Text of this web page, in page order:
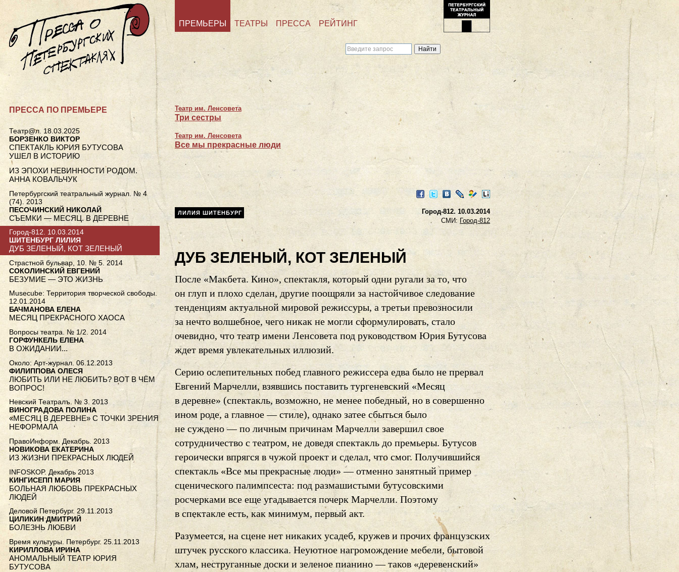
ПРЕМЬЕРЫ ТЕАТРЫ ПРЕССА РЕЙТИНГ
Театр им. Ленсовета
Три сестры
Театр им. Ленсовета
Все мы прекрасные люди
Facebook
TwitterVKontakte
LiveJournal
Мой
LiveInternet
Город-812. 10.03.2014
СМИ: Город-812
ЛИЛИЯ ШИТЕНБУРГ
ДУБ ЗЕЛЕНЫЙ, КОТ ЗЕЛЕНЫЙ
После «Макбета. Кино», спектакля, который одни ругали за то, что
он глуп и плохо сделан, другие поощряли за настойчивое следование
тенденциям актуальной мировой режиссуры, а третьи превозносили
за нечто волшебное, чего никак не могли сформулировать, стало
очевидно, что театр имени Ленсовета под руководством Юрия Бутусова
ждет время увлекательных иллюзий.
Серию ослепительных побед главного режиссера едва было не прервал
Евгений Марчелли, взявшись поставить тургеневский «Месяц
в деревне» (спектакль, возможно, не менее победный, но в совершенно
ином роде, а главное — стиле), однако затее сбыться было
не суждено — по личным причинам Марчелли завершил свое
сотрудничество с театром, не доведя спектакль до премьеры. Бутусов
героически впрягся в чужой проект и сделал, что смог. Получившийся
спектакль «Все мы прекрасные люди» — отменно занятный пример
сценического палимпсеста: под размашистыми бутусовскими
росчерками все еще угадывается почерк Марчелли. Поэтому
в спектакле есть, как минимум, первый акт.
Разумеется, на сцене нет никаких усадеб, кружев и прочих французских
штучек русского классика. Неуютное нагромождение мебели, бытовой
хлам, неструганные доски и зеленое пианино — таков «деревенский»
ПРЕССА ПО ПРЕМЬЕРЕ
Театр@л. 18.03.2025
БОРЗЕНКО ВИКТОР
СПЕКТАКЛЬ ЮРИЯ БУТУСОВА
УШЕЛ В ИСТОРИЮ
ИЗ ЭПОХИ НЕВИННОСТИ РОДОМ.
АННА КОВАЛЬЧУК
Петербургский театральный журнал. № 4
(74). 2013
ПЕСОЧИНСКИЙ НИКОЛАЙ
СЪЕМКИ — МЕСЯЦ. В ДЕРЕВНЕ
Город-812. 10.03.2014
ШИТЕНБУРГ ЛИЛИЯ
ДУБ ЗЕЛЕНЫЙ, КОТ ЗЕЛЕНЫЙ
Страстной бульвар, 10. № 5. 2014
СОКОЛИНСКИЙ ЕВГЕНИЙ
БЕЗУМИЕ — ЭТО ЖИЗНЬ
Musecube: Территория творческой свободы.
12.01.2014
БАЧМАНОВА ЕЛЕНА
МЕСЯЦ ПРЕКРАСНОГО ХАОСА
Вопросы театра. № 1/2. 2014
ГОРФУНКЕЛЬ ЕЛЕНА
В ОЖИДАНИИ...
Около: Арт-журнал. 06.12.2013
ФИЛИППОВА ОЛЕСЯ
ЛЮБИТЬ ИЛИ НЕ ЛЮБИТЬ? ВОТ В ЧЁМ
ВОПРОС!
Невский Театралъ. № 3. 2013
ВИНОГРАДОВА ПОЛИНА
«МЕСЯЦ В ДЕРЕВНЕ» С ТОЧКИ ЗРЕНИЯ
НЕФОРМАЛА
ПравоИнформ. Декабрь. 2013
НОВИКОВА ЕКАТЕРИНА
ИЗ ЖИЗНИ ПРЕКРАСНЫХ ЛЮДЕЙ
INFOSKOP. Декабрь 2013
КИНГИСЕПП МАРИЯ
БОЛЬНАЯ ЛЮБОВЬ ПРЕКРАСНЫХ
ЛЮДЕЙ
Деловой Петербург. 29.11.2013
ЦИЛИКИН ДМИТРИЙ
БОЛЕЗНЬ ЛЮБВИ
Время культуры. Петербург. 25.11.2013
КИРИЛЛОВА ИРИНА
АНОМАЛЬНЫЙ ТЕАТР ЮРИЯ
БУТУСОВА